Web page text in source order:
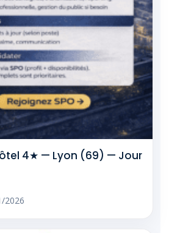
4★ — Lyon (69) — Jour
2026